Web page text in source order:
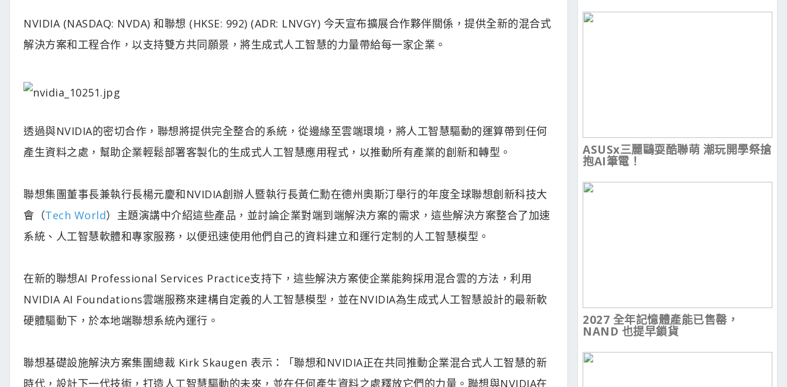
NVIDIA (NASDAQ: NVDA) 和聯想 (HKSE: 992) (ADR: LNVGY) 今天宣布擴展合作夥伴關係，提供全新的混合式
解決方案和工程合作，以支持雙方共同願景，將生成式人工智慧的力量帶給每一家企業。
透過與NVIDIA的密切合作，聯想將提供完全整合的系統，從邊緣至雲端環境，將人工智慧驅動的運算帶到任何
產生資料之處，幫助企業輕鬆部署客製化的生成式人工智慧應用程式，以推動所有產業的創新和轉型。
聯想集團董事長兼執行長楊元慶和NVIDIA創辦人暨執行長黃仁勳在德州奧斯汀舉行的年度全球聯想創新科技大
會（Tech World）主題演講中介紹這些產品，並討論企業對端到端解決方案的需求，這些解決方案整合了加速
系統、人工智慧軟體和專家服務，以便迅速使用他們自己的資料建立和運行定制的人工智慧模型。
在新的聯想AI Professional Services Practice支持下，這些解決方案使企業能夠採用混合雲的方法，利用
NVIDIA AI Foundations雲端服務來建構自定義的人工智慧模型，並在NVIDIA為生成式人工智慧設計的最新軟
硬體驅動下，於本地端聯想系統內運行。
聯想基礎設施解決方案集團總裁 Kirk Skaugen 表示：「聯想和NVIDIA正在共同推動企業混合式人工智慧的新
時代，設計下一代技術，打造人工智慧驅動的未來，並在任何產生資料之處釋放它們的力量。聯想與NVIDIA在
ASUSx三麗鷗耍酷聯萌 潮玩開學祭搶
抱AI筆電！
2027 全年記憶體產能已售罄，
NAND 也提早鎖貨